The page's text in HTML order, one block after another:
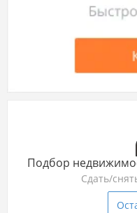
Подбор
Сдать/